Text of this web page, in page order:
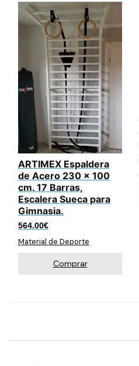
ARTIMEX Espaldera
de Acero 230 x 100
cm. 17 Barras,
Escalera Sueca para
Gimnasia.
564.00€
Material de Deporte
Comprar